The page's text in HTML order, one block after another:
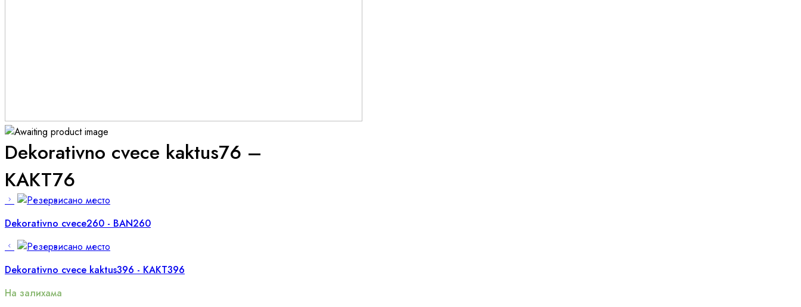
Dekorativno cvece kaktus76 –
KAKT76
Dekorativno cvece260 - BAN260
Dekorativno cvece kaktus396 - KAKT396
На залихама